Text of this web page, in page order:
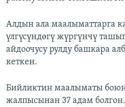
Алдын ала маалыматтарга
үлгүсүндөгү жүргүнчү
айдоочусу рулду башкара
кеткен.
Бийликтин маалыматы
жалпысынан 37 адам